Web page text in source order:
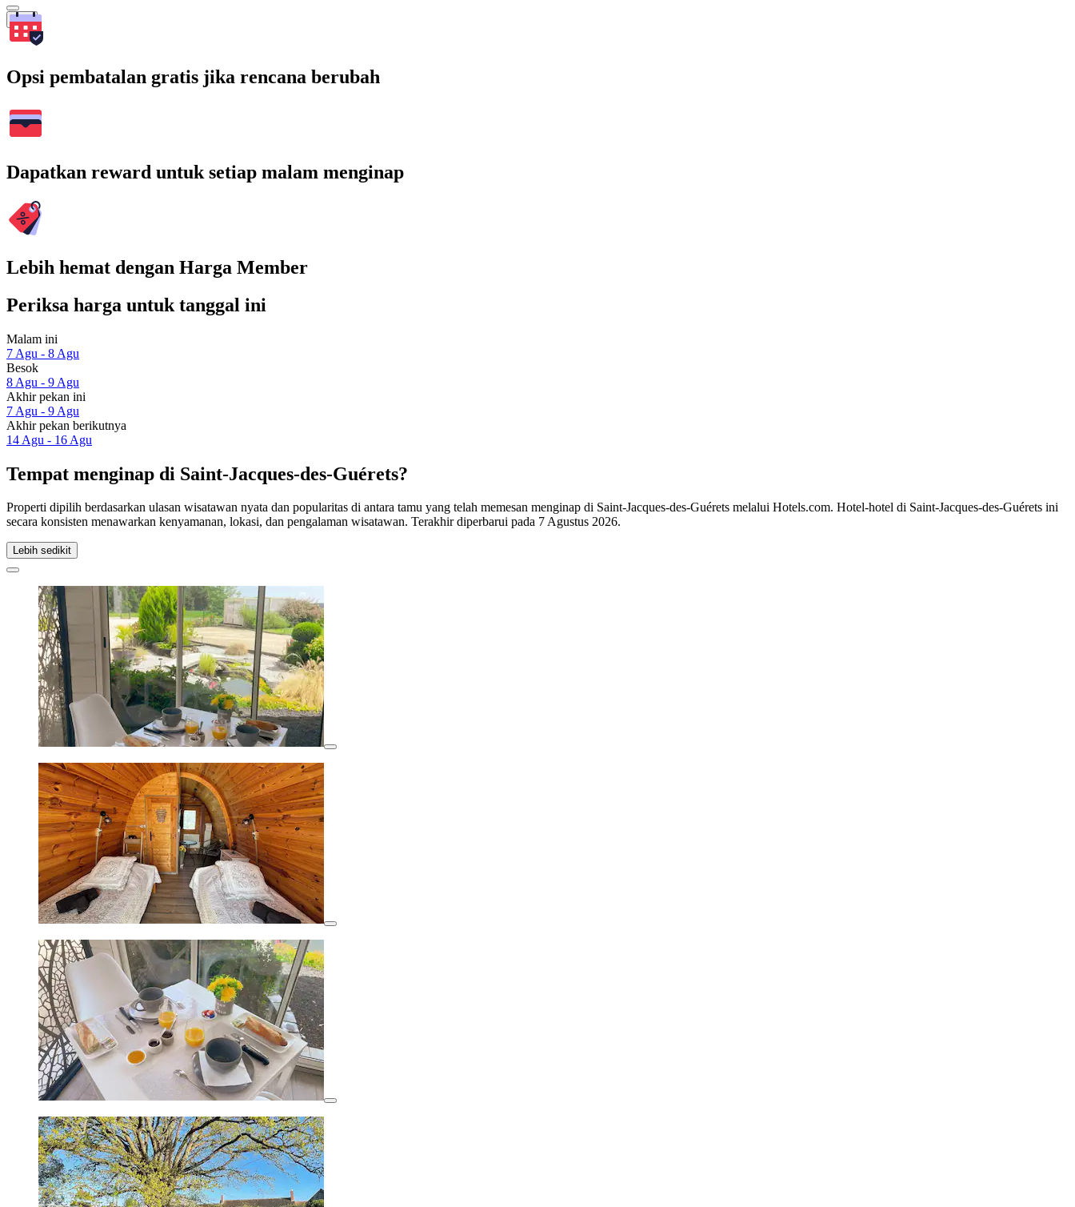
Cari
Opsi pembatalan gratis jika rencana berubah
Dapatkan reward untuk setiap malam menginap
Lebih hemat dengan Harga Member
Periksa harga untuk tanggal ini
Malam ini
7 Agu - 8 Agu
Besok
8 Agu - 9 Agu
Akhir pekan ini
7 Agu - 9 Agu
Akhir pekan berikutnya
14 Agu - 16 Agu
Tempat menginap di Saint-Jacques-des-Guérets?
Properti dipilih berdasarkan ulasan wisatawan nyata dan popularitas di antara tamu yang telah memesan menginap di Saint-Jacques-des-Guérets melalui Hotels.com. Hotel-hotel di Saint-Jacques-des-Guérets ini
secara konsisten menawarkan kenyamanan, lokasi, dan pengalaman wisatawan. Terakhir diperbarui pada 7 Agustus 2026.
Lebih sedikit